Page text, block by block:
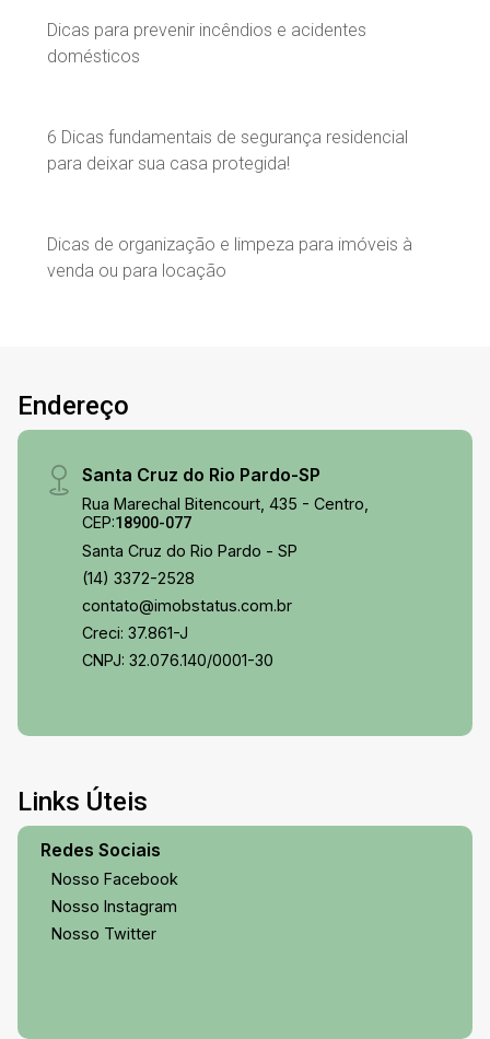
Dicas para prevenir incêndios e acidentes
domésticos
6 Dicas fundamentais de segurança residencial
para deixar sua casa protegida!
Dicas de organização e limpeza para imóveis à
venda ou para locação
Endereço
Santa Cruz do Rio Pardo-SP
Rua Marechal Bitencourt, 435 - Centro,
CEP:18900-077
Santa Cruz do Rio Pardo - SP
(14) 3372-2528
contato@imobstatus.com.br
Creci: 37.861-J
CNPJ: 32.076.140/0001-30
Links Úteis
Redes Sociais
Nosso Facebook
Nosso Instagram
Nosso Twitter